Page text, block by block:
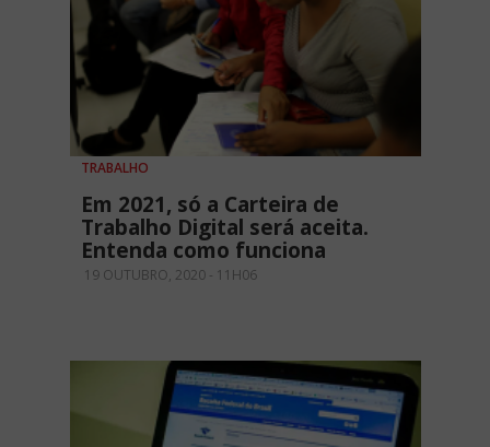
TRABALHO
Em 2021, só a Carteira de
Trabalho Digital será aceita.
Entenda como funciona
19 OUTUBRO, 2020 - 11H06